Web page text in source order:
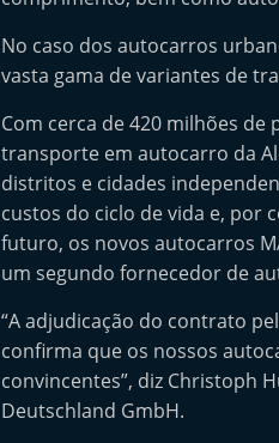
No caso dos autocarros
vasta gama de variantes de
Com cerca de 420 milhões
transporte em autocarro da
distritos e cidades
custos do ciclo de vida e, por
futuro, os novos autocarros
um segundo fornecedor de
“A adjudicação do contrato
confirma que os nossos
convincentes”, diz Christoph
Deutschland GmbH.